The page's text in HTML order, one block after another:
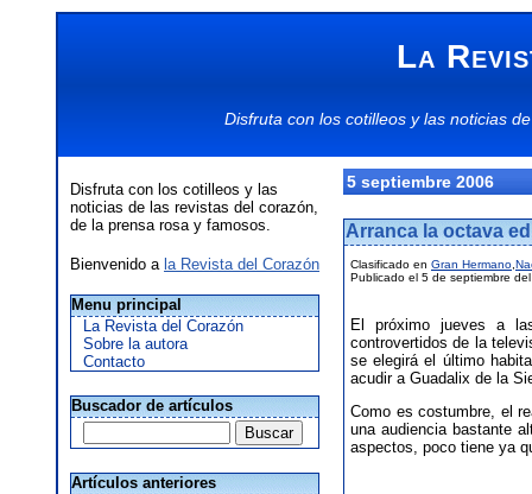
La
Disfruta con los cotilleosy las noticias
Disfruta con los cotilleos y las
noticias de las revistas del corazón,
de la prensa rosa y famosos.
Bienvenido a la Revista del Corazón
Menu principal
La Revista del Corazón
Sobre la autora
Contacto
Buscador de artículos
Artículos anteriores
5 septiembre 2006
Arranca la octava
Clasificado en Gran Hermano
Publicado el 5 de septiembre
El próximo jueves a
controvertidos de la
se elegirá el último
acudir a Guadalix de la
Como es costumbre, el
una audiencia bastante
aspectos, poco tiene ya